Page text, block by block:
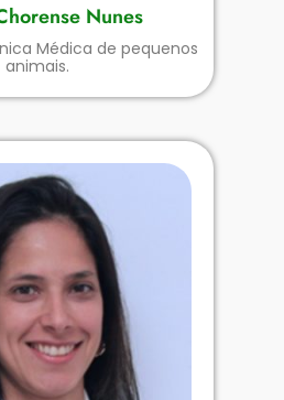
Nunes
Médica de pequenos
animais.